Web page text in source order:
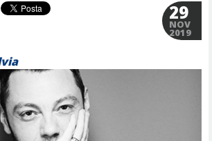
29
NOV
2019